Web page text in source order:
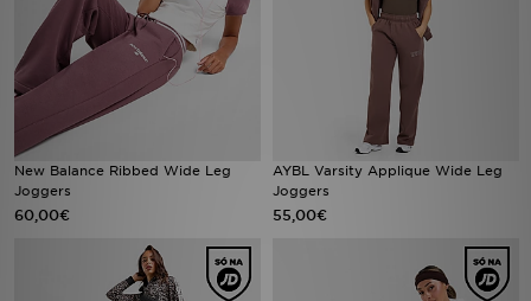
New Balance Ribbed Wide Leg
Joggers
60,00€
AYBL Varsity Applique Wide Leg
Joggers
55,00€